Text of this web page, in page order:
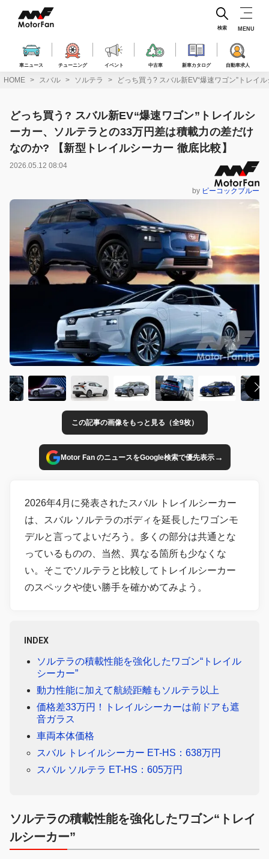
ス
車ニュース チューニング イベント 中古車 新車カタログ 自動車求人
検索 MENU
HOME スバル ソルテラ どっち買う? スバル新EV“爆速ワゴン”トレイ
どっち買う? スバル新EV“爆速ワゴン”トレイルシ
ーカー、ソルテラとの33万円差は積載力の差だけ
なのか? 【新型トレイルシーカー 徹底比較】
2026.05.12 08:04
by ピーコックブルー
この記事の画像をもっと見る（全9枚）
Motor Fan のニュースをGoogle検索で優先表示→
2026年4月に発表されたスバル トレイルシーカー
は、スバル ソルテラのボディを延長したワゴンモ
デルと言ってよいだろう。多くの部分は共通とな
っているものの、当然、異なる箇所も少なくな
い。そこでソルテラと比較してトレイルシーカー
のスペックや使い勝手を確かめてみよう。
INDEX
ソルテラの積載性能を強化したワゴン“トレイル
シーカー”
動力性能に加えて航続距離もソルテラ以上
価格差33万円！トレイルシーカーは前ドアも遮
音ガラス
車両本体価格
スバル トレイルシーカー ET-HS：638万円
スバル ソルテラ ET-HS：605万円
ソルテラの積載性能を強化したワゴン“トレイ
ルシーカー”